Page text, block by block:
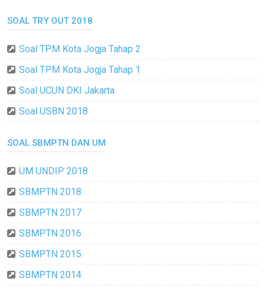
SOAL TRY OUT 2018
Soal TPM Kota Jogja Tahap 2
Soal TPM Kota Jogja Tahap 1
Soal UCUN DKI Jakarta
Soal USBN 2018
SOAL SBMPTN DAN UM
UM UNDIP 2018
SBMPTN 2018
SBMPTN 2017
SBMPTN 2016
SBMPTN 2015
SBMPTN 2014